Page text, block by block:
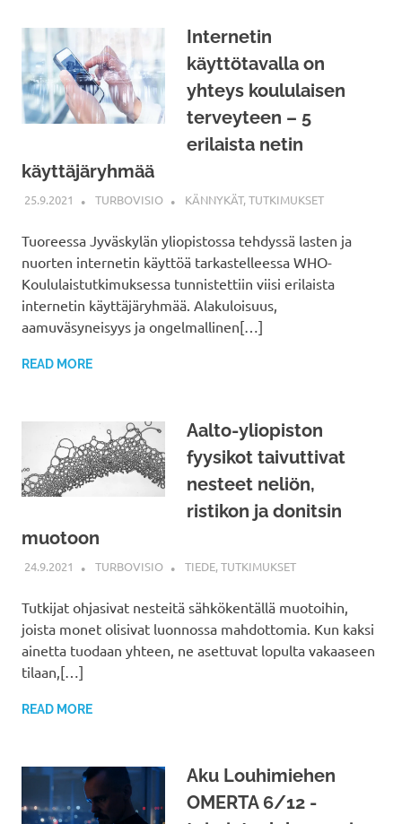
Internetin
käyttötavalla on
yhteys koululaisen
terveyteen – 5
erilaista netin
käyttäjäryhmää
25.9.2021 TURBOVISIO KÄNNYKÄT,TUTKIMUKSET
Tuoreessa Jyväskylän yliopistossa tehdyssä lasten ja
nuorten internetin käyttöä tarkastelleessa WHO-
Koululaistutkimuksessa tunnistettiin viisi erilaista
internetin käyttäjäryhmää. Alakuloisuus,
aamuväsyneisyys ja ongelmallinen[…]
READ MORE
Aalto-yliopiston
fyysikot taivuttivat
nesteet neliön,
ristikon ja donitsin
muotoon
24.9.2021 TURBOVISIO TIEDE,TUTKIMUKSET
Tutkijat ohjasivat nesteitä sähkökentällä muotoihin,
joista monet olisivat luonnossa mahdottomia. Kun kaksi
ainetta tuodaan yhteen, ne asettuvat lopulta vakaaseen
tilaan,[…]
READ MORE
Aku Louhimiehen
OMERTA 6/12 -